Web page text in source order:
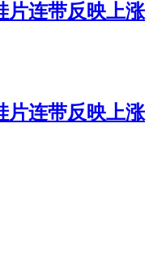
片连带反映上涨
片连带反映上涨